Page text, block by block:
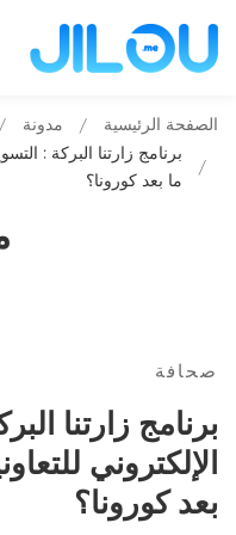
الصفحة الرئيسية مدونة
برنامج زارتنا البركة :
ما بعد كورونا؟
برنامج
زارتنا
البركة
صحافة
برنامج زارتنا
الإلكتروني
بعد كورونا؟